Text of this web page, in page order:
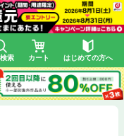
索 カート はじめての方へ